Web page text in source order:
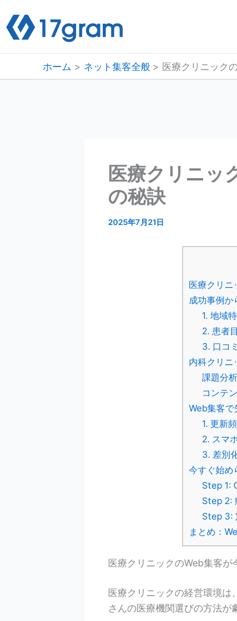
容
ホーム ネット集客全般 医療クリニック
医療クリニッ
の秘訣
2025年7月21日
医療クリニ
成功事例か
1. 地域
2. 患者
3. 口コ
内科クリニ
課題分
コンテ
Web集客で
1. 更新
2. スマ
3. 差別
今すぐ始め
Step 1:
Step 2:
Step 3:
まとめ：
医療クリニックのWeb集客が
医療クリニックの経営環境
さんの医療機関選びの方法が